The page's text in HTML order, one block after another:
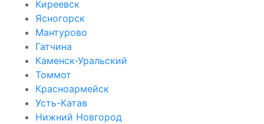
Киреевск
Ясногорск
Мантурово
Гатчина
Каменск-Уральский
Томмот
Красноармейск
Усть-Катав
Нижний Новгород